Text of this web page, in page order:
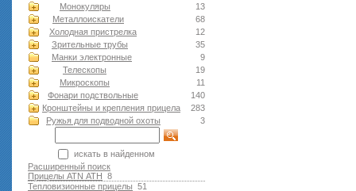
13
Монокуляры
68
Металлоискатели
12
Холодная пристрелка
35
Зрительные трубы
9
Манки электронные
19
Телескопы
11
Микроскопы
140
Фонари подствольные
283
Кронштейны и крепления прицела
3
Ружья для подводной оxоты
искать в найденном
Расширенный поиск
8
Прицелы ATN АТН
51
Тепловизионные прицелы